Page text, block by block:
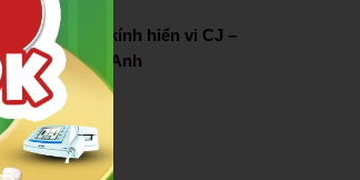
hệ thống kính hiển vi CJ –
khoa Thùy Anh